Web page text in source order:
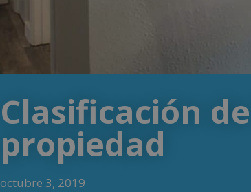
Clasificación
propiedad
octubre 3, 2019